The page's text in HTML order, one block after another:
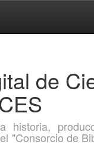
de
historia,
"Consorcio de